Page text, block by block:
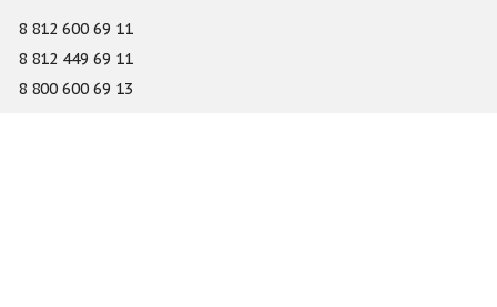
8 812 600 69 11
8 812 449 69 11
8 800 600 69 13